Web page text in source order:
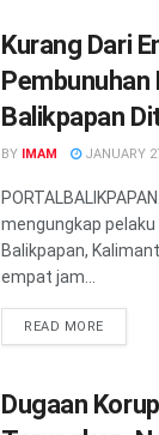
Kurang Dari
Pembunuhan
Balikpapan
BY IMAM JANUARY
mengungkap
Balikpapan,
empat jam...
READ MORE
Dugaan